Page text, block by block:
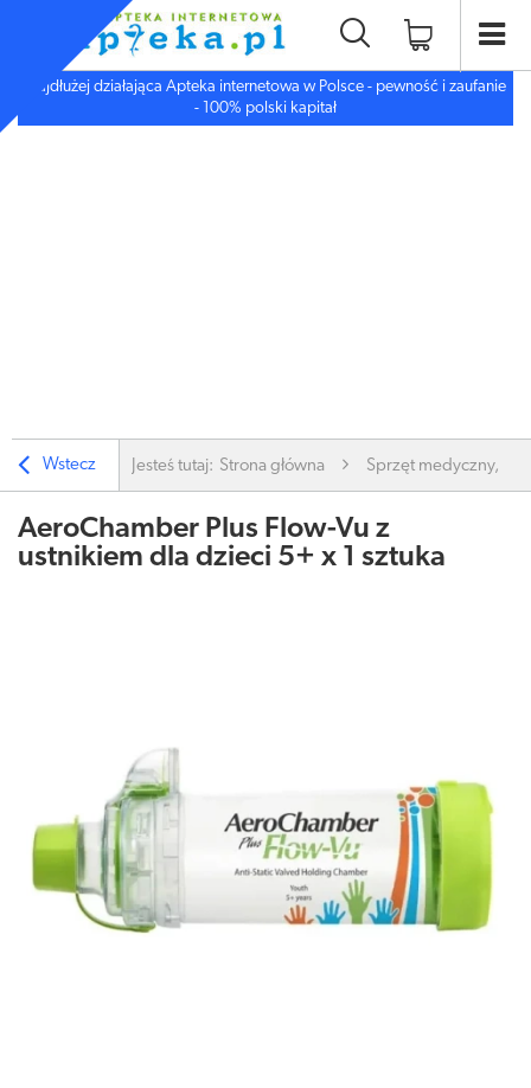
Najdłużej działająca Apteka internetowa w Polsce - pewność i zaufanie
- 100% polski kapitał
Wstecz Jesteś tutaj: Strona główna Sprzęt medyczny,
AeroChamber Plus Flow-Vu z
ustnikiem dla dzieci 5+ x 1 sztuka